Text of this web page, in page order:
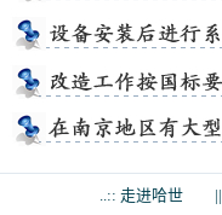
..:: 走进哈世